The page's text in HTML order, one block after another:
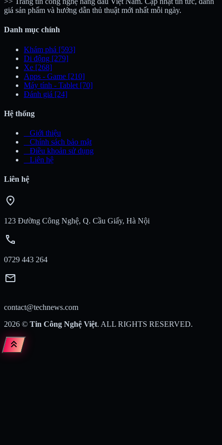
giá sản phẩm và hướng dẫn thủ thuật mới nhất mỗi ngày.
Danh mục chính
Khám phá [593]
Di động [279]
Xe [268]
Apps - Game [210]
Máy tính - Tablet [70]
Đánh giá [24]
Hệ thống
Giới thiệu
Chính sách bảo mật
Điều khoản sử dụng
Liên hệ
Liên hệ
location_on
123 Đường Công Nghệ, Q. Cầu Giấy, Hà Nội
call
0729 443 264
mail
contact@technews.com
2026 © Tin Công Nghệ Việt. ALL RIGHTS RESERVED.
keyboard_double_arrow_up